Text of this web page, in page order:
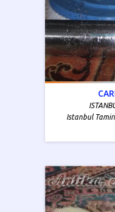
Istanbul